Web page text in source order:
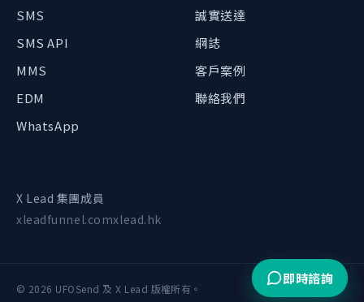
SMS
SMS API
MMS
EDM
WhatsApp
誠實送達
網誌
客戶案例
聯絡我們
X Lead 集團成員
xleadfunnel.comxlead.hk
© 2026 UFOSend 及 X Lead 版權所有。
我哋可以點幫到你？
預約示範・報價・洽談
即時諮詢